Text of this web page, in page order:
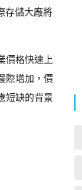
存儲大廠將
價格快速上
際增加，價
短缺的背景